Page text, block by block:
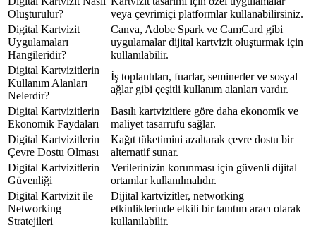
Oluşturulur?
veya çevrimiçi platformlar kullanabilirsiniz.
Digital Kartvizit
Uygulamaları
Hangileridir?
Canva, Adobe Spark ve CamCard gibi
uygulamalar dijital kartvizit oluşturmak için
kullanılabilir.
Digital Kartvizitlerin
Kullanım Alanları
Nelerdir?
İş toplantıları, fuarlar, seminerler ve sosyal
ağlar gibi çeşitli kullanım alanları vardır.
Digital Kartvizitlerin
Ekonomik Faydaları
Basılı kartvizitlere göre daha ekonomik ve
maliyet tasarrufu sağlar.
Digital Kartvizitlerin
Çevre Dostu Olması
Kağıt tüketimini azaltarak çevre dostu bir
alternatif sunar.
Digital Kartvizitlerin
Güvenliği
Verilerinizin korunması için güvenli dijital
ortamlar kullanılmalıdır.
Digital Kartvizit ile
Networking
Stratejileri
Dijital kartvizitler, networking
etkinliklerinde etkili bir tanıtım aracı olarak
kullanılabilir.